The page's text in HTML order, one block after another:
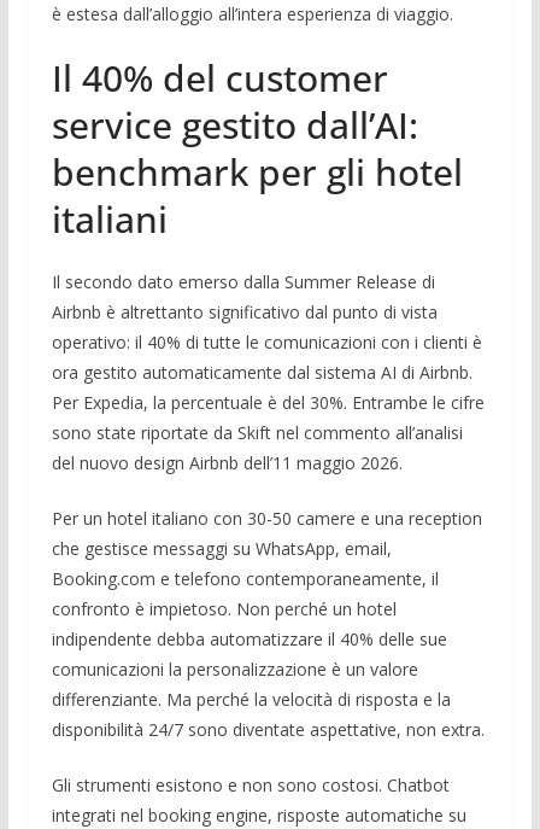
è estesa dall’alloggio all’intera esperienza di viaggio.
Il 40% del customer
service gestito dall’AI:
benchmark per gli hotel
italiani
Il secondo dato emerso dalla Summer Release di
Airbnb è altrettanto significativo dal punto di vista
operativo: il 40% di tutte le comunicazioni con i clienti è
ora gestito automaticamente dal sistema AI di Airbnb.
Per Expedia, la percentuale è del 30%. Entrambe le cifre
sono state riportate da Skift nel commento all’analisi
del nuovo design Airbnb dell’11 maggio 2026.
Per un hotel italiano con 30-50 camere e una reception
che gestisce messaggi su WhatsApp, email,
Booking.com e telefono contemporaneamente, il
confronto è impietoso. Non perché un hotel
indipendente debba automatizzare il 40% delle sue
comunicazioni la personalizzazione è un valore
differenziante. Ma perché la velocità di risposta e la
disponibilità 24/7 sono diventate aspettative, non extra.
Gli strumenti esistono e non sono costosi. Chatbot
integrati nel booking engine, risposte automatiche su